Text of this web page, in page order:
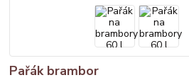
Pařák brambor